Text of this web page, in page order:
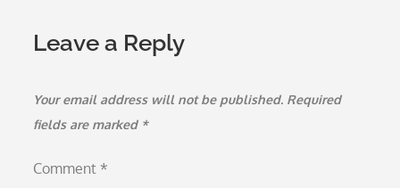
Leave a Reply
Your email address will not be published. Required
fields are marked *
Comment *